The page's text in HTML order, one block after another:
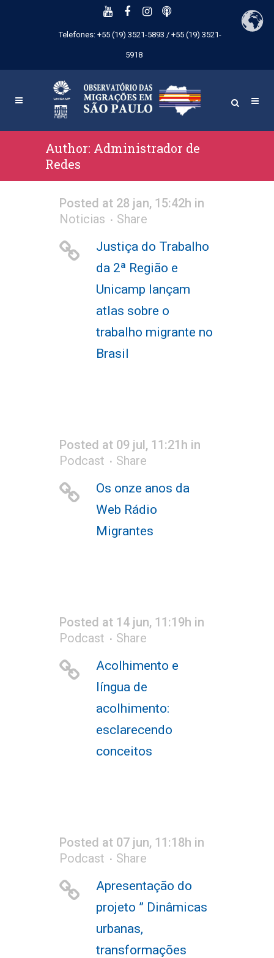
Telefones: +55 (19) 3521-5893 / +55 (19) 3521-
5918
Author: Administrador de
Redes
Posted at 28 jan, 15:42h in
Noticias
Share
Justiça do Trabalho
da 2ª Região e
Unicamp lançam
atlas sobre o
trabalho migrante no
Brasil
Posted at 09 jul, 11:21h in
Podcast
Share
Os onze anos da
Web Rádio
Migrantes
Posted at 14 jun, 11:19h in
Podcast
Share
Acolhimento e
língua de
acolhimento:
esclarecendo
conceitos
Posted at 07 jun, 11:18h in
Podcast
Share
Apresentação do
projeto ” Dinâmicas
urbanas,
transformações